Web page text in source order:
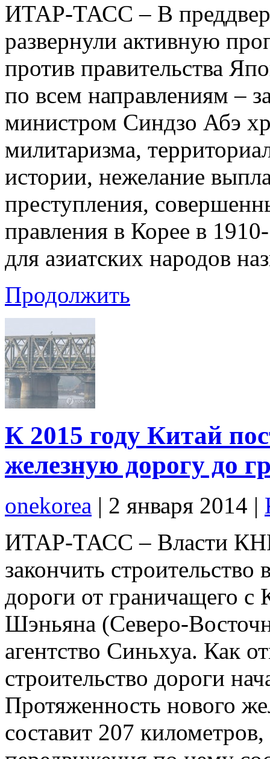
ИТАР-ТАСС – В
развернули активную
против правительства
по всем направлениям –
министром Синдзо Абэ
милитаризма,
истории, нежелание
преступления,
правления в Корее в
для азиатских народов
Продолжить
К 2015 году Китай
железную дорогу до
onekorea | 2 января 2014 |
ИТАР-ТАСС – Власти
закончить
дороги от граничащего
Шэньяна (Северо-
агентство Синьхуа. Как
строительство дороги
Протяженность нового
составит 207